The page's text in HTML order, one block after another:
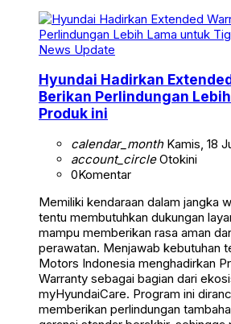
News Update
Hyundai Hadirkan
Berikan Perlindungan
Produk ini
calendar_monthKamis, 18
account_circleOtokini
0Komentar
Memiliki kendaraan dalam jangka
tentu membutuhkan dukungan
mampu memberikan rasa aman
perawatan. Menjawab kebutuhan
Motors Indonesia menghadirkan
Warranty sebagai bagian dari
myHyundaiCare. Program ini
memberikan perlindungan